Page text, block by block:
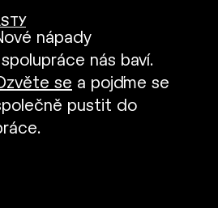
nápady
spolupráce nás baví.
se a pojďme se
pustit do